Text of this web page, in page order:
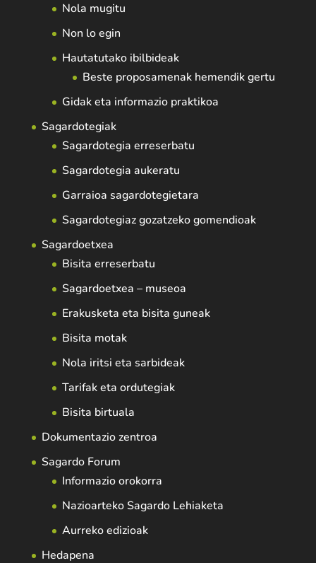
Nola mugitu
Non lo egin
Hautatutako ibilbideak
Beste proposamenak hemendik gertu
Gidak eta informazio praktikoa
Sagardotegiak
Sagardotegia erreserbatu
Sagardotegia aukeratu
Garraioa sagardotegietara
Sagardotegiaz gozatzeko gomendioak
Sagardoetxea
Bisita erreserbatu
Sagardoetxea – museoa
Erakusketa eta bisita guneak
Bisita motak
Nola iritsi eta sarbideak
Tarifak eta ordutegiak
Bisita birtuala
Dokumentazio zentroa
Sagardo Forum
Informazio orokorra
Nazioarteko Sagardo Lehiaketa
Aurreko edizioak
Hedapena